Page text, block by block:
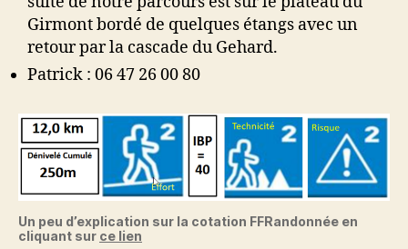
Girmont bordé de quelques étangs avec un
retour par la cascade du Gehard.
Patrick : 06 47 26 00 80
Un peu d’explication sur la cotation FFRandonnée en
cliquant sur ce lien